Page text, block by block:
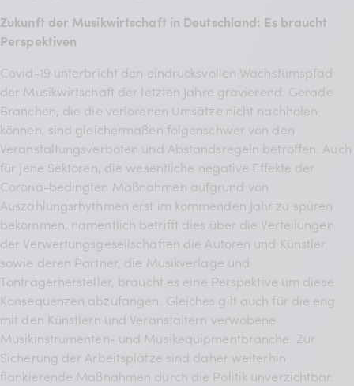
Zukunft der Musikwirtschaft in Deutschland: Es braucht
Perspektiven
Covid-19 unterbricht den eindrucksvollen Wachstumspfad
der Musikwirtschaft der letzten Jahre gravierend. Gerade
Branchen, die die verlorenen Umsätze nicht nachholen
können, sind gleichermaßen folgenschwer von den
Veranstaltungsverboten und Abstandsregeln betroffen. Auch
für jene Sektoren, die wesentliche negative Effekte der
Corona-bedingten Maßnahmen aufgrund von
Auszahlungsrhythmen erst im kommenden Jahr zu spüren
bekommen, namentlich betrifft dies über die Verteilungen
der Verwertungsgesellschaften die Autoren und Künstler
sowie deren Partner, die Musikverlage und
Tonträgerhersteller, braucht es eine Perspektive um diese
Konsequenzen abzufangen. Gleiches gilt auch für die eng
mit den Künstlern und Veranstaltern verwobene
Musikinstrumenten- und Musikequipmentbranche. Zur
Sicherung der Arbeitsplätze sind daher weiterhin
flankierende Maßnahmen durch die Politik unverzichtbar.